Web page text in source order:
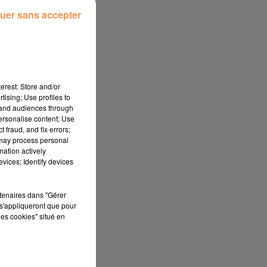
Store and/or
Use profiles to
audiences through
content; Use
fraud, and fix errors;
process personal
actively
Identify devices
dans "Gérer
que pour
cookies" situé en
sans accepter